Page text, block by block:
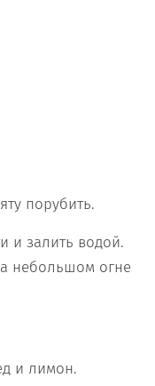
порубить.
и залить водой.
небольшом огне
и лимон.